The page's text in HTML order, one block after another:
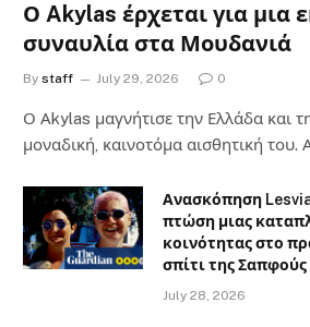
Ο Akylas έρχεται για μια
συναυλία στα Μουδανιά
By staff July 29, 2026 0
Ο Αkylas μαγνήτισε την Ελλάδα και
μοναδική, καινοτόμα αισθητική
Ανασκόπηση
πτώση μιας
κοινότητας στο
σπίτι της Σαπφούς
July 28, 2026